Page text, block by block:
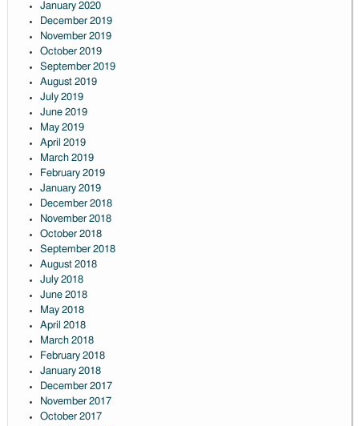
January 2020
December 2019
November 2019
October 2019
September 2019
August 2019
July 2019
June 2019
May 2019
April 2019
March 2019
February 2019
January 2019
December 2018
November 2018
October 2018
September 2018
August 2018
July 2018
June 2018
May 2018
April 2018
March 2018
February 2018
January 2018
December 2017
November 2017
October 2017